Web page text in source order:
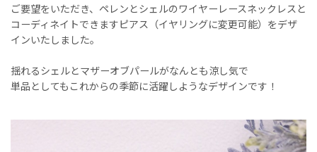
ご要望をいただき、ペレンとシェルのワイヤーレースネックレスと
コーディネイトできますピアス（イヤリングに変更可能）をデザ
インいたしました。
揺れるシェルとマザーオブパールがなんとも涼し気で
単品としてもこれからの季節に活躍しようなデザインです！